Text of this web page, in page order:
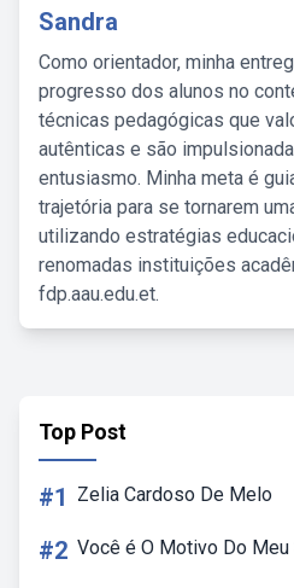
Sandra
Como orientador, minha
progresso dos alunos no
técnicas pedagógicas que
autênticas e são
entusiasmo. Minha meta é
trajetória para se tornarem
utilizando estratégias
renomadas instituições
fdp.aau.edu.et.
Top Post
#1 Zelia Cardoso De Melo
#2 Você é O Motivo Do